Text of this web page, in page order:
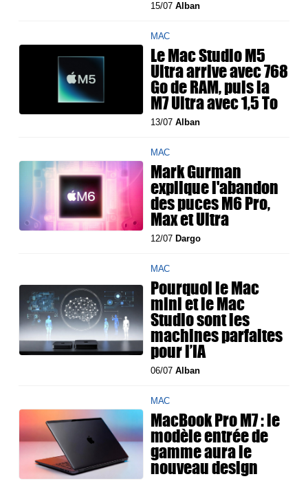
15/07Alban
MAC
Le Mac Studio M5
Ultra arrive avec 768
Go de RAM, puis la
M7 Ultra avec 1,5 To
13/07Alban
MAC
Mark Gurman
explique l'abandon
des puces M6 Pro,
Max et Ultra
12/07 Dargo
MAC
Pourquoi le Mac
mini et le Mac
Studio sont les
machines parfaites
pour l’IA
06/07Alban
MAC
MacBook Pro M7 : le
modèle entrée de
gamme aura le
nouveau design